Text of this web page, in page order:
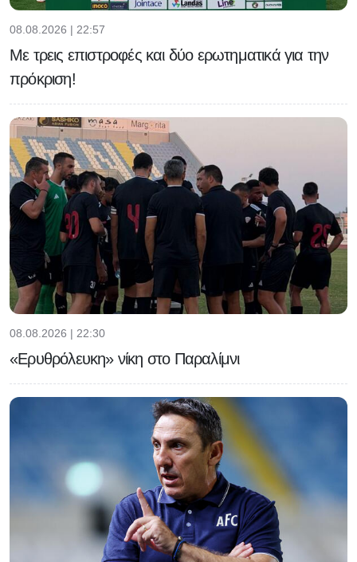
08.08.2026 | 22:57
Με τρεις επιστροφές και δύο ερωτηματικά για την
πρόκριση!
08.08.2026 | 22:30
«Ερυθρόλευκη» νίκη στο Παραλίμνι